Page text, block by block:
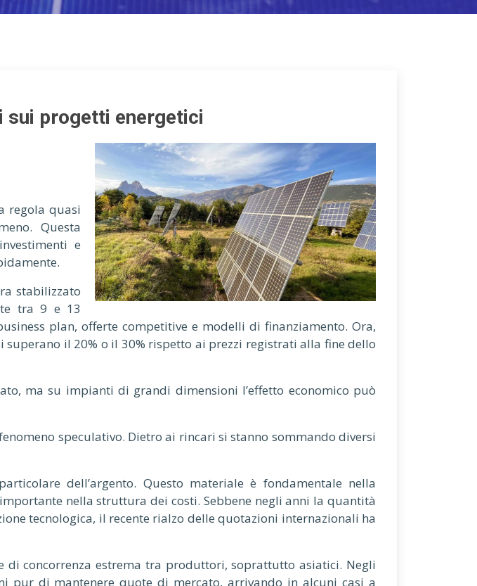
sui progetti energetici
regola quasi
Questa
e
stabilizzato
tra 9 e 13
plan, offerte competitive e modelli di finanziamento. Ora,
il 20% o il 30% rispetto ai prezzi registrati alla fine dello
ma su impianti di grandi dimensioni l’effetto economico può
speculativo. Dietro ai rincari si stanno sommando diversi
dell’argento. Questo materiale è fondamentale nella
nella struttura dei costi. Sebbene negli anni la quantità
tecnologica, il recente rialzo delle quotazioni internazionali ha
concorrenza estrema tra produttori, soprattutto asiatici. Negli
pur di mantenere quote di mercato, arrivando in alcuni casi a